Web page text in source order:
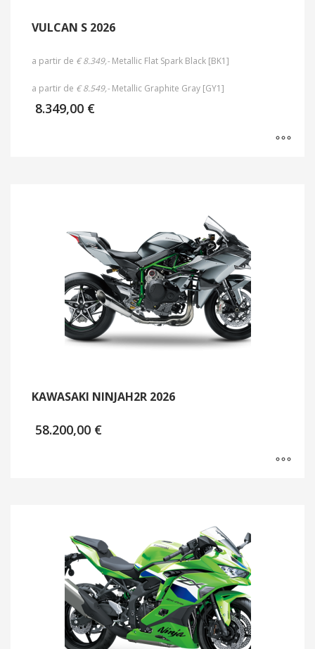
VULCAN S 2026
a partir de € 8.349,- Metallic Flat Spark Black [BK1]
a partir de € 8.549,- Metallic Graphite Gray [GY1]
8.349,00 €
KAWASAKI NINJAH2R 2026
58.200,00 €